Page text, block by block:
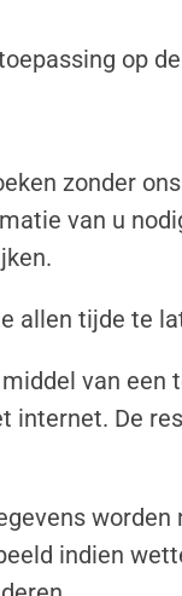
op
zonder
van u
allen tijde te
van
internet. De
indien